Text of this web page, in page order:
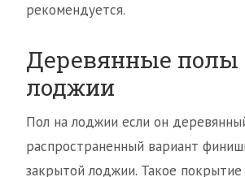
рекомендуется.
Деревянные полы
лоджии
Пол на лоджии если он
распространенный вариант
закрытой лоджии. Такое